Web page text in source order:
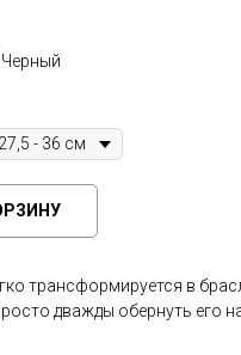
Черный
трансформируется в
дважды обернуть его